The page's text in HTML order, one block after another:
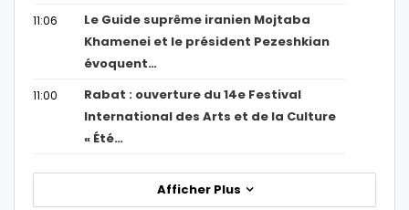
11:06
Le Guide suprême iranien Mojtaba
Khamenei et le président Pezeshkian
évoquent…
11:00
Rabat : ouverture du 14e Festival
International des Arts et de la Culture
« Été…
Afficher Plus